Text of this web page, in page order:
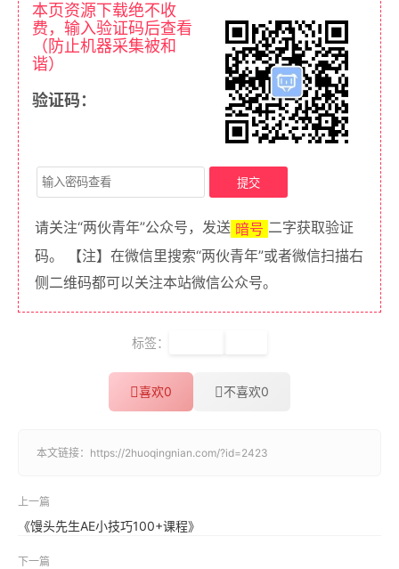
本页资源下载绝不收
费，输入验证码后查看
（防止机器采集被和
谐）
验证码：
请关注“两伙青年”公众号，发送 暗号 二字获取验证
码。 【注】在微信里搜索“两伙青年”或者微信扫描右
侧二维码都可以关注本站微信公众号。
标签：
喜欢0 不喜欢0
本文链接： https://2huoqingnian.com/?id=2423
上一篇
《馒头先生AE小技巧100+课程》
下一篇